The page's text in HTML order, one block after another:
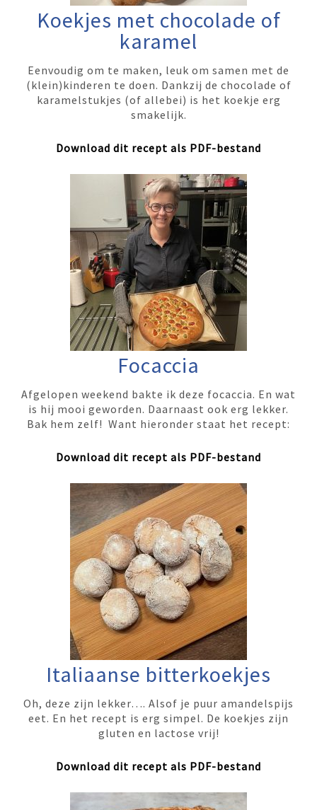
Koekjes met chocolade of
karamel
Eenvoudig om te maken, leuk om samen met de
(klein)kinderen te doen. Dankzij de chocolade of
karamelstukjes (of allebei) is het koekje erg
smakelijk.
Download dit recept als PDF-bestand
Focaccia
Afgelopen weekend bakte ik deze focaccia. En wat
is hij mooi geworden. Daarnaast ook erg lekker.
Bak hem zelf! Want hieronder staat het recept:
Download dit recept als PDF-bestand
Italiaanse bitterkoekjes
Oh, deze zijn lekker…. Alsof je puur amandelspijs
eet. En het recept is erg simpel. De koekjes zijn
gluten en lactose vrij!
Download dit recept als PDF-bestand